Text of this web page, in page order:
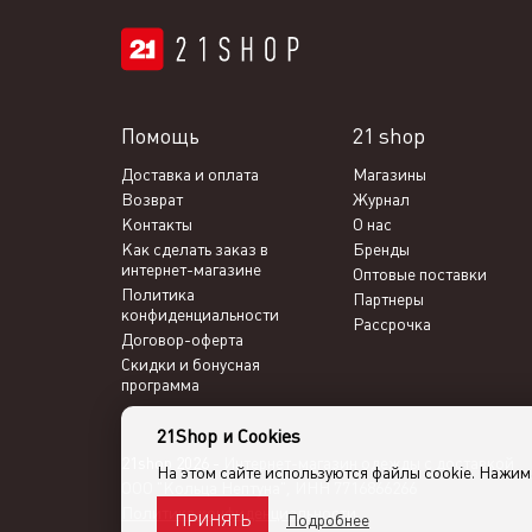
21 shop
Магазины
Журнал
О нас
Бренды
Оптовые поставки
Партнеры
Рассрочка
Помощь
Доставка и оплата
Возврат
Контакты
Как сделать заказ в
интернет-магазине
Политика
конфиденциальности
Договор-оферта
Скидки и бонусная
программа
21shop 2026 -
Интернет-магазин одежды с доставкой
ООО "Кольца Нептуна", ИНН 7716866266
Политика конфиденциальности
21Shop и Cookies
На этом сайте используются файлы cookie.
ПРИНЯТЬ Подробнее